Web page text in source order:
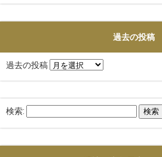
過去の投稿
過去の投稿
検索: